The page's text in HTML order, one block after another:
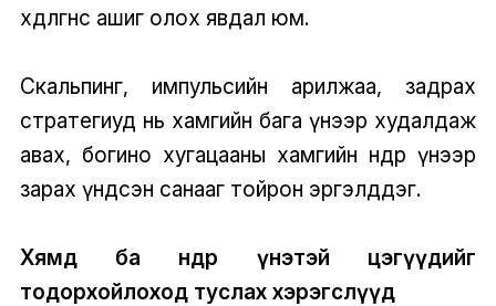
хөдөлгөөнөөс ашиг олох явдал юм.
Скальпинг, импульсийн арилжаа, задрах
стратегиуд нь хамгийн бага үнээр худалдаж
авах, богино хугацааны хамгийн өндөр үнээр
зарах үндсэн санааг тойрон эргэлддэг.
Хямд ба өндөр үнэтэй цэгүүдийг
тодорхойлоход туслах хэрэгслүүд